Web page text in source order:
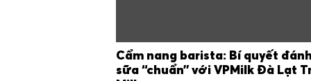
Cẩm nang barista: Bí quyết đánh
sữa “chuẩn” với VPMilk Đà Lạt